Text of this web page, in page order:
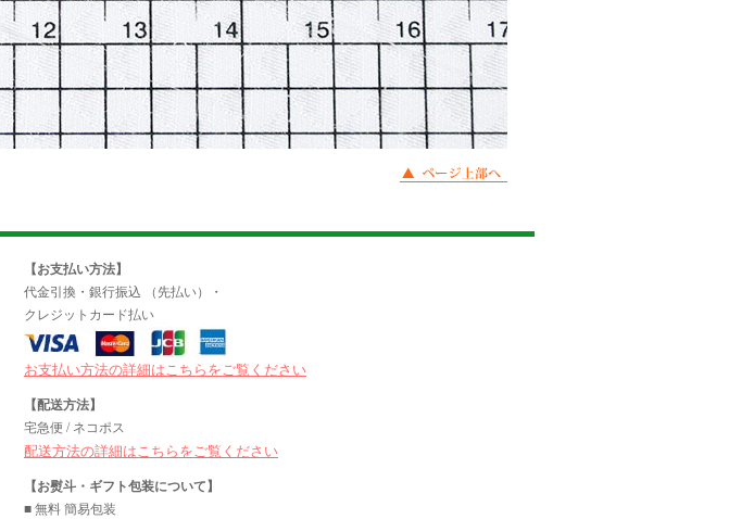
【お支払い方法】
代金引換・銀行振込 （先払い）・
クレジットカード払い
お支払い方法の詳細はこちらをご覧ください
【配送方法】
宅急便 / ネコポス
配送方法の詳細はこちらをご覧ください
【お熨斗・ギフト包装について】
■ 無料 簡易包装